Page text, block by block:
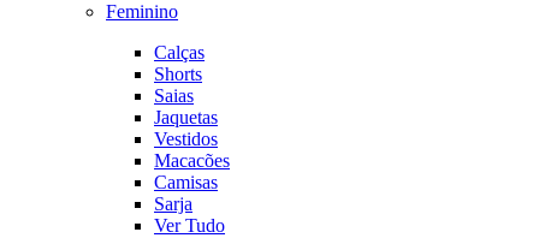
Feminino
Calças
Shorts
Saias
Jaquetas
Vestidos
Macacões
Camisas
Sarja
Ver Tudo